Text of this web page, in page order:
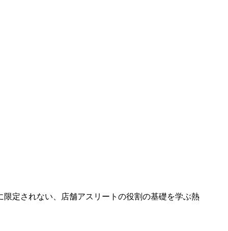
定されない、店舗アスリートの役割の基礎を学ぶ熱